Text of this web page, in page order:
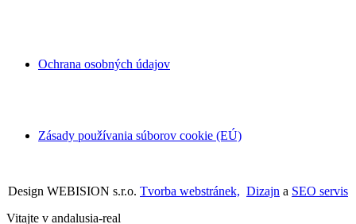
Ochrana osobných údajov
Zásady používania súborov cookie (EÚ)
Design WEBISION s.r.o. Tvorba webstránek, Dizajn a SEO servis
Vitajte v andalusia-real